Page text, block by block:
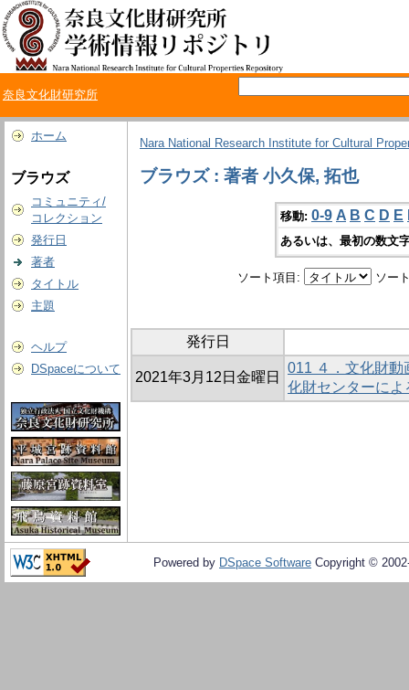
奈良文化財研究所
ホーム
ブラウズ
コミュニティ/
コレクション
発行日
著者
タイトル
主題
ヘルプ
DSpaceについて
Nara National Research Institute for Cultural
ブラウズ : 著者 小久保, 拓也
移動: 0-9 A B C D E
あるいは、最初の数文
ソート項目: ソー
発行日
2021年3月12日金曜日
011 ４．文化財動
化財センターによ
Powered by DSpace Software Copyright ©